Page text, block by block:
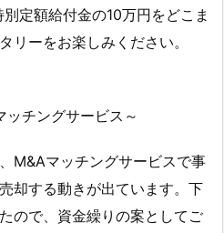
定額給付金の10万円をどこま
リーをお楽しみください。
ッチングサービス～
M&Aマッチングサービスで事
却する動きが出ています。下
ので、資金繰りの案としてご